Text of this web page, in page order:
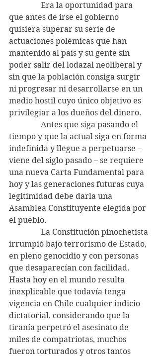
Era la oportunidad para
que antes de irse el gobierno
quisiera superar su serie de
actuaciones polémicas que han
mantenido al país y su gente sin
poder salir del lodazal neoliberal y
sin que la población consiga surgir
ni progresar ni desarrollarse en un
medio hostil cuyo único objetivo es
privilegiar a los dueños del dinero.
Antes que siga pasando el
tiempo y que la actual siga en forma
indefinida y llegue a perpetuarse –
viene del siglo pasado – se requiere
una nueva Carta Fundamental para
hoy y las generaciones futuras cuya
legitimidad debe darla una
Asamblea Constituyente elegida por
el pueblo.
La Constitución pinochetista
irrumpió bajo terrorismo de Estado,
en pleno genocidio y con personas
que desaparecían con facilidad.
Hasta hoy en el mundo resulta
inexplicable que todavía tenga
vigencia en Chile cualquier indicio
dictatorial, considerando que la
tiranía perpetró el asesinato de
miles de compatriotas, muchos
fueron torturados y otros tantos